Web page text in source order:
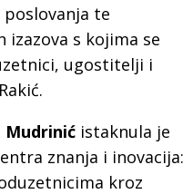
te
s kojima se
ugostitelji i
Mudrinić istaknula je
znanja i inovacija:
kroz